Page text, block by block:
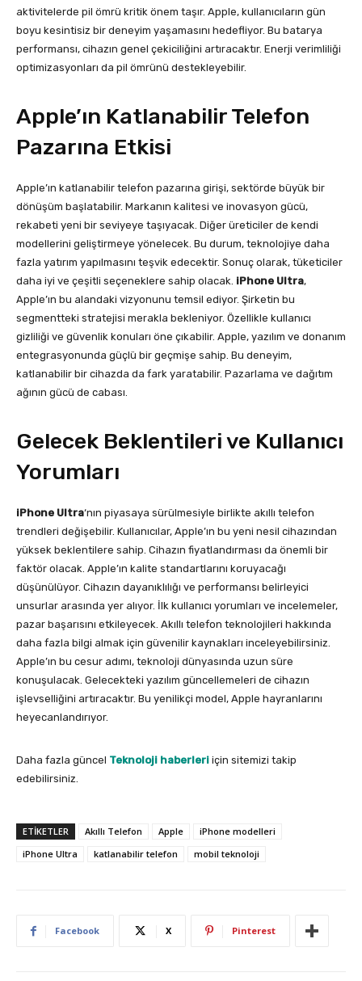
aktivitelerde pil ömrü kritik önem taşır. Apple, kullanıcıların gün
boyu kesintisiz bir deneyim yaşamasını hedefliyor. Bu batarya
performansı, cihazın genel çekiciliğini artıracaktır. Enerji verimliliği
optimizasyonları da pil ömrünü destekleyebilir.
Apple’ın Katlanabilir Telefon
Pazarına Etkisi
Apple’ın katlanabilir telefon pazarına girişi, sektörde büyük bir
dönüşüm başlatabilir. Markanın kalitesi ve inovasyon gücü,
rekabeti yeni bir seviyeye taşıyacak. Diğer üreticiler de kendi
modellerini geliştirmeye yönelecek. Bu durum, teknolojiye daha
fazla yatırım yapılmasını teşvik edecektir. Sonuç olarak, tüketiciler
daha iyi ve çeşitli seçeneklere sahip olacak. iPhone Ultra,
Apple’ın bu alandaki vizyonunu temsil ediyor. Şirketin bu
segmentteki stratejisi merakla bekleniyor. Özellikle kullanıcı
gizliliği ve güvenlik konuları öne çıkabilir. Apple, yazılım ve donanım
entegrasyonunda güçlü bir geçmişe sahip. Bu deneyim,
katlanabilir bir cihazda da fark yaratabilir. Pazarlama ve dağıtım
ağının gücü de cabası.
Gelecek Beklentileri ve Kullanıcı
Yorumları
iPhone Ultra‘nın piyasaya sürülmesiyle birlikte akıllı telefon
trendleri değişebilir. Kullanıcılar, Apple’ın bu yeni nesil cihazından
yüksek beklentilere sahip. Cihazın fiyatlandırması da önemli bir
faktör olacak. Apple’ın kalite standartlarını koruyacağı
düşünülüyor. Cihazın dayanıklılığı ve performansı belirleyici
unsurlar arasında yer alıyor. İlk kullanıcı yorumları ve incelemeler,
pazar başarısını etkileyecek. Akıllı telefon teknolojileri hakkında
daha fazla bilgi almak için güvenilir kaynakları inceleyebilirsiniz.
Apple’ın bu cesur adımı, teknoloji dünyasında uzun süre
konuşulacak. Gelecekteki yazılım güncellemeleri de cihazın
işlevselliğini artıracaktır. Bu yenilikçi model, Apple hayranlarını
heyecanlandırıyor.
Daha fazla güncel Teknoloji haberleri için sitemizi takip
edebilirsiniz.
ETIKETLER Akıllı Telefon Apple
iPhone modelleri
iPhone Ultra
katlanabilir telefon mobil teknoloji
Facebook X Pinterest